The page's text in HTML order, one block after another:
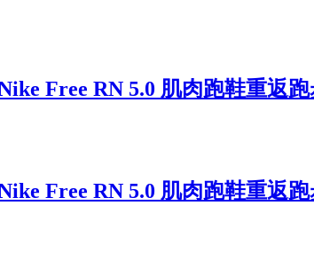
Free RN 5.0 肌肉跑鞋重返
Free RN 5.0 肌肉跑鞋重返